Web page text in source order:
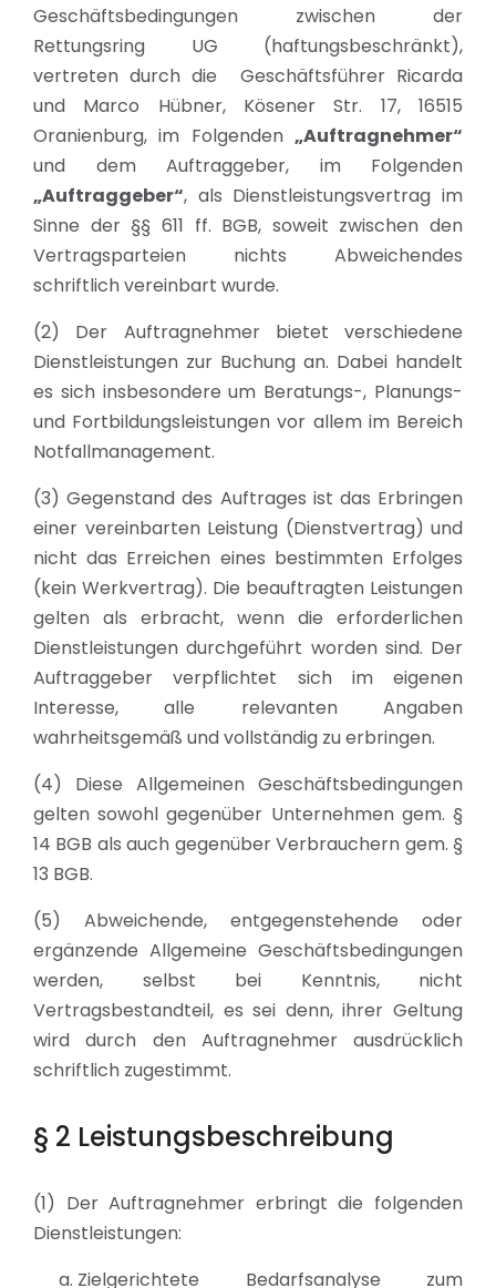
Geschäftsbedingungen zwischen der
Rettungsring UG (haftungsbeschränkt),
vertreten durch die Geschäftsführer Ricarda
und Marco Hübner, Kösener Str. 17, 16515
Oranienburg, im Folgenden „Auftragnehmer“
und dem Auftraggeber, im Folgenden
„Auftraggeber“, als Dienstleistungsvertrag im
Sinne der §§ 611 ff. BGB, soweit zwischen den
Vertragsparteien nichts Abweichendes
schriftlich vereinbart wurde.
(2) Der Auftragnehmer bietet verschiedene
Dienstleistungen zur Buchung an. Dabei handelt
es sich insbesondere um Beratungs-, Planungs-
und Fortbildungsleistungen vor allem im Bereich
Notfallmanagement.
(3) Gegenstand des Auftrages ist das Erbringen
einer vereinbarten Leistung (Dienstvertrag) und
nicht das Erreichen eines bestimmten Erfolges
(kein Werkvertrag). Die beauftragten Leistungen
gelten als erbracht, wenn die erforderlichen
Dienstleistungen durchgeführt worden sind. Der
Auftraggeber verpflichtet sich im eigenen
Interesse, alle relevanten Angaben
wahrheitsgemäß und vollständig zu erbringen.
(4) Diese Allgemeinen Geschäftsbedingungen
gelten sowohl gegenüber Unternehmen gem. §
14 BGB als auch gegenüber Verbrauchern gem. §
13 BGB.
(5) Abweichende, entgegenstehende oder
ergänzende Allgemeine Geschäftsbedingungen
werden, selbst bei Kenntnis, nicht
Vertragsbestandteil, es sei denn, ihrer Geltung
wird durch den Auftragnehmer ausdrücklich
schriftlich zugestimmt.
§ 2 Leistungsbeschreibung
(1) Der Auftragnehmer erbringt die folgenden
Dienstleistungen:
Zielgerichtete Bedarfsanalyse zum